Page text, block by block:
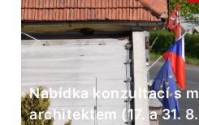
Nabídka konzultací s
architektem (17. a 31.